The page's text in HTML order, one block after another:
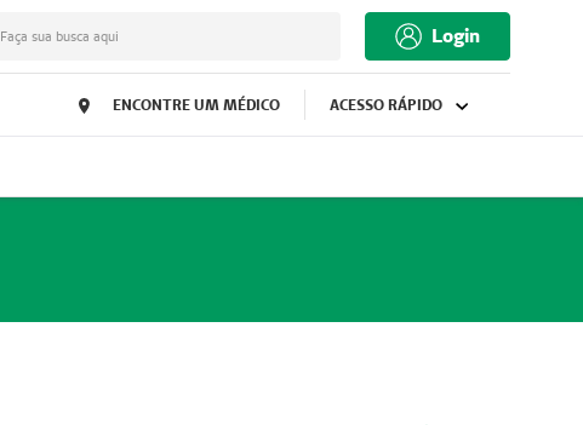
Faça sua busca aqui Login
ENCONTRE UM MÉDICO ACESSO RÁPIDO